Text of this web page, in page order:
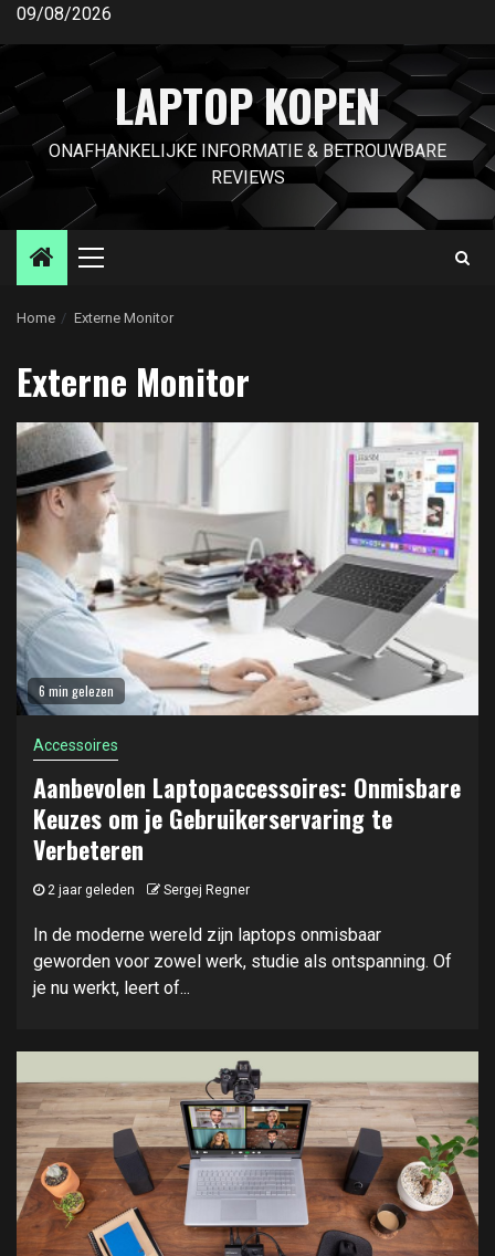
Ga
inhoud
09/08/2026
LAPTOP KOPEN
ONAFHANKELIJKE INFORMATIE & BETROUWBARE
REVIEWS
Primair
Home Externe Monitor
Externe Monitor
6 min gelezen
Accessoires
Aanbevolen Laptopaccessoires: Onmisbare
Keuzes om je Gebruikerservaring te
Verbeteren
2 jaar geleden Sergej Regner
In de moderne wereld zijn laptops onmisbaar
geworden voor zowel werk, studie als ontspanning. Of
je nu werkt, leert of...